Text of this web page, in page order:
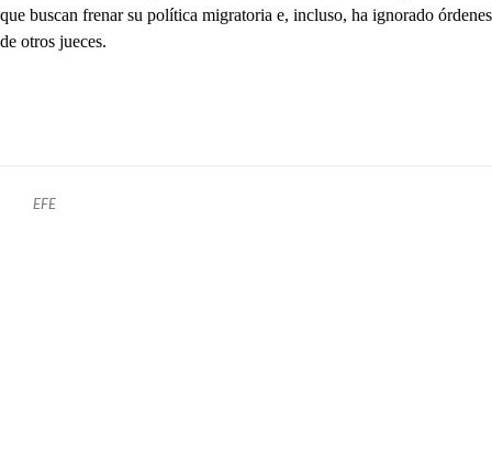
que buscan frenar su política migratoria e, incluso, ha ignorado órdenes
de otros jueces.
EFE